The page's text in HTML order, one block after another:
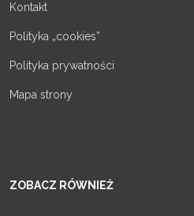
Kontakt
Polityka „cookies”
Polityka prywatności
Mapa strony
ZOBACZ RÓWNIEŻ